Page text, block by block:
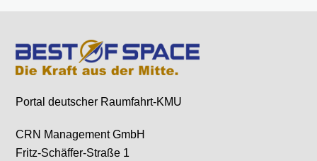
Portal deutscher Raumfahrt-KMU
CRN Management GmbH
Fritz-Schäffer-Straße 1